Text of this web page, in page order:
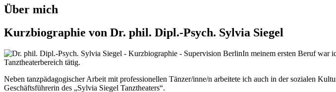
Über mich
Kurzbiographie von Dr. phil. Dipl.-Psych. Sylvia Siegel
In meinem ersten Beruf war
Tanztheaterbereich tätig.
Neben tanzpädagogischer Arbeit mit professionellen Tänzer/inne/n arbeitete ich auch in der sozialen
Geschäftsführerin des „Sylvia Siegel Tanztheaters“.